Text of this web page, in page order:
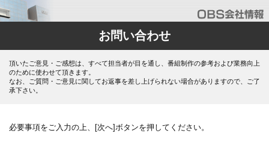
お問い合わせ
頂いたご意見・ご感想は、すべて担当者が目を通し、番組制作の参考および業務向上
のために使わせて頂きます。
なお、ご質問・ご意見に関してお返事を差し上げられない場合がありますので、ご了
承下さい。
必要事項をご入力の上、[次へ]ボタンを押してください。